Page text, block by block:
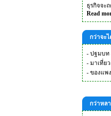
ธุรกิจจะ
Read
กว่าจะ
- ปฐมบท
- มาเที่ย
- ของแพ
กว่าหล